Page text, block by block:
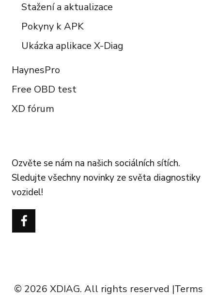
Stažení a aktualizace
Pokyny k APK
Ukázka aplikace X-Diag
HaynesPro
Free OBD test
XD fórum
Ozvěte se nám na našich sociálních sítích.
Sledujte všechny novinky ze světa diagnostiky
vozidel!
© 2026 XDIAG. All rights reserved |Terms
Français